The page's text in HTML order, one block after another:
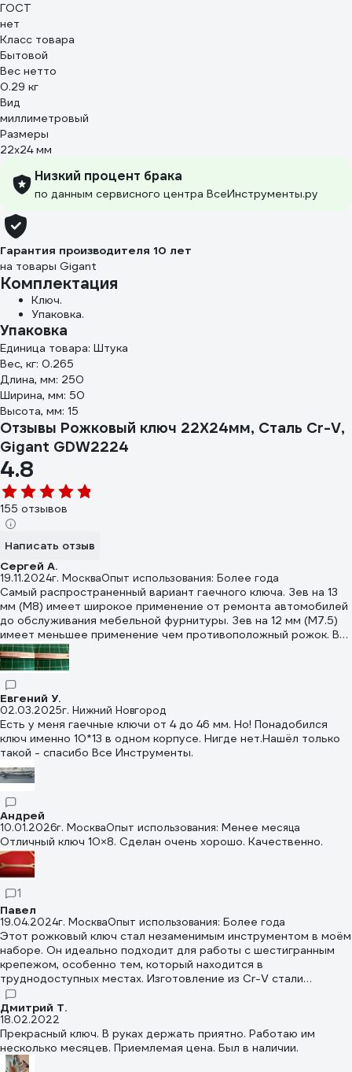
ГОСТ
нет
Класс товара
Бытовой
Вес нетто
0.29 кг
Вид
миллиметровый
Размеры
22х24 мм
Низкий процент брака
по данным сервисного центра ВсеИнструменты.ру
Гарантия производителя 10 лет
на товары Gigant
Комплектация
Ключ.
Упаковка.
Упаковка
Единица товара: Штука
Вес, кг: 0.265
Длина, мм: 250
Ширина, мм: 50
Высота, мм: 15
Отзывы Рожковый ключ 22X24мм, Сталь Cr-V,
Gigant GDW2224
4.8
155 отзывов
Написать отзыв
Сергей А.
19.11.2024г. МоскваОпыт использования: Более года
Самый распространенный вариант гаечного ключа. Зев на 13
мм (М8) имеет широкое применение от ремонта автомобилей
до обслуживания мебельной фурнитуры. Зев на 12 мм (М7.5)
имеет меньшее применение чем противоположный рожок. В
целом можно сказать, что рожковые ключи, выпускаемые
Gigant, являются качественными инструментами, которые
могут выдерживать достаточные нагрузки. Ключ
приобретался для личного использования.
Евгений У.
02.03.2025г. Нижний Новгород
Есть у меня гаечные ключи от 4 до 46 мм. Но! Понадобился
ключ именно 10*13 в одном корпусе. Нигде нет.Нашёл только
такой - спасибо Все Инструменты.
Андрей
10.01.2026г. МоскваОпыт использования: Менее месяца
Отличный ключ 10×8. Сделан очень хорошо. Качественно.
1
Павел
19.04.2024г. МоскваОпыт использования: Более года
Этот рожковый ключ стал незаменимым инструментом в моём
наборе. Он идеально подходит для работы с шестигранным
крепежом, особенно тем, который находится в
труднодоступных местах. Изготовление из Cr-V стали
придает ему особую прочность, что гарантирует его
долговечность и высокую стойкость к износу. Хромированное
покрытие защищает ключ от коррозии, продлевая срок его
службы. Инструмент облегчил многие задачи по
освобождению застрявшего крепежа, позволяя справляться с
работой более эффективно и без лишних усилий.
Дмитрий Т.
18.02.2022
Прекрасный ключ. В руках держать приятно. Работаю им
несколько месяцев. Приемлемая цена. Был в наличии.